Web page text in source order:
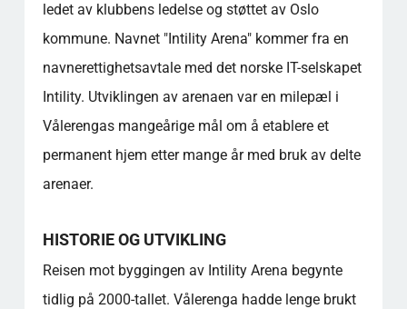
ledet av klubbens ledelse og støttet av Oslo
kommune. Navnet "Intility Arena" kommer fra en
navnerettighetsavtale med det norske IT-selskapet
Intility. Utviklingen av arenaen var en milepæl i
Vålerengas mangeårige mål om å etablere et
permanent hjem etter mange år med bruk av delte
arenaer.
HISTORIE OG UTVIKLING
Reisen mot byggingen av Intility Arena begynte
tidlig på 2000-tallet. Vålerenga hadde lenge brukt